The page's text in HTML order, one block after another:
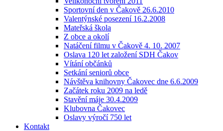
Sportovní den v Čakově 26.6.2010
Valentýnské posezení 16.2.2008
Mateřská škola
Z obce a okolí
Natáčení filmu v Čakově 4. 10. 2007
Oslava 120 let založení SDH Čakov
Vítání občánků
Setkání seniorů obce
Návštěva knihovny Čakovec dne 6.6.2009
Začátek roku 2009 na ledě
Stavění máje 30.4.2009
Klubovna Čakovec
Oslavy výročí 750 let
Kontakt